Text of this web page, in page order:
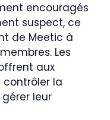
encouragés
suspect, ce
de Meetic à
Les
aux
contrôler la
leur